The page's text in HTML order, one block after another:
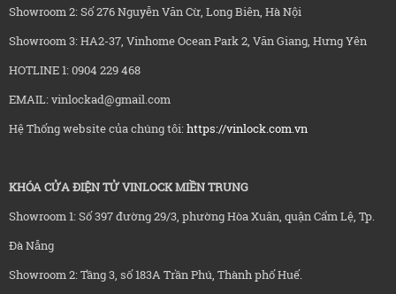
Showroom 2: Số 276 Nguyễn Văn Cừ, Long Biên, Hà Nội
Showroom 3: HA2-37, Vinhome Ocean Park 2, Văn Giang, Hưng Yên
HOTLINE 1: 0904 229 468
EMAIL: vinlockad@gmail.com
Hệ Thống website của chúng tôi:https://vinlock.com.vn
KHÓA CỬA ĐIỆN TỬ VINLOCK MIỀN TRUNG
Showroom 1: Số 397 đường 29/3, phường Hòa Xuân, quận Cẩm Lệ, Tp.
Đà Nẵng
Showroom 2: Tầng 3, số 183A Trần Phú, Thành phố Huế.